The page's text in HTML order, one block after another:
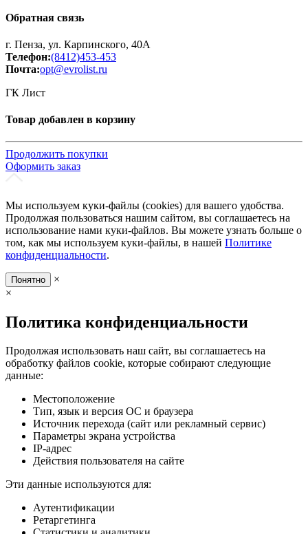
Обратная связь
г. Пенза, ул. Карпинского, 40А
Телефон:(8412)453-453
Почта:opt@evrolist.ru
ГК Лист
Товар добавлен в корзину
Продолжить покупки
Оформить заказ
Мы используем куки-файлы (cookies) для вашего удобства.
Продолжая пользоваться нашим сайтом, вы соглашаетесь на
использование нами куки-файлов. Вы можете узнать больше о
том, как мы используем куки-файлы, в нашей Политике
конфиденциальности.
Понятно
×
×
Политика конфиденциальности
Продолжая использовать наш сайт, вы соглашаетесь на
обработку файлов cookie, которые собирают следующие
данные:
Местоположение
Тип, язык и версия ОС и браузера
Источник перехода (сайт или рекламный сервис)
Параметры экрана устройства
IP-адрес
Действия пользователя на сайте
Эти данные используются для:
Аутентификации
Ретаргетинга